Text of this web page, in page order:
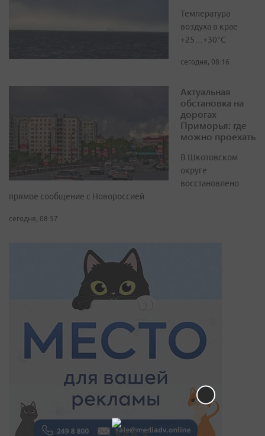
Температура
воздуха в крае
+25…+30°C
сегодня, 08:16
Актуальная
обстановка на
дорогах
Приморья: где
можно проехать
В Шкотовском
округе
восстановлено
прямое сообщение с Новороссией
сегодня, 08:57